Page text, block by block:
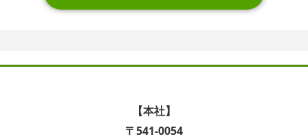
【本社】
〒541-0054